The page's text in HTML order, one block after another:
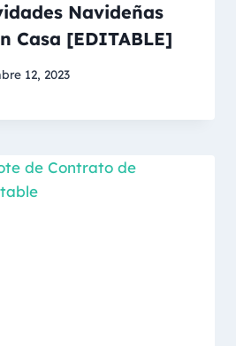
Navideñas
Casa [EDITABLE]
12, 2023